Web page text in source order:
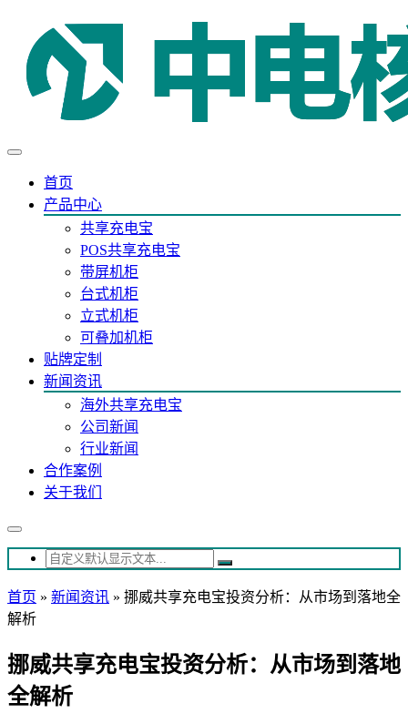
首页
产品中心
共享充电宝
POS共享充电宝
带屏机柜
台式机柜
立式机柜
可叠加机柜
贴牌定制
新闻资讯
海外共享充电宝
公司新闻
行业新闻
合作案例
关于我们
首页 » 新闻资讯 » 挪威共享充电宝投资分析：从市场到落地全
解析
挪威共享充电宝投资分析：从市场到落地
全解析